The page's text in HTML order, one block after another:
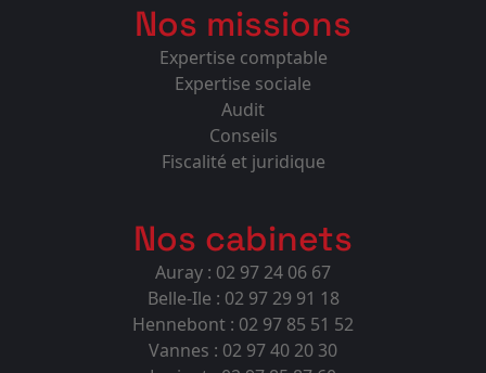
Nos missions
Expertise comptable
Expertise sociale
Audit
Conseils
Fiscalité et juridique
Nos cabinets
Auray : 02 97 24 06 67
Belle-Ile : 02 97 29 91 18
Hennebont : 02 97 85 51 52
Vannes : 02 97 40 20 30